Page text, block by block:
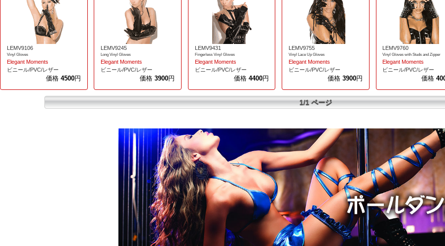
LEMV9106
Vinyl Gloves
Elegant Moments
ビニール/PVC/レザー
価格 4500円
LEMV9245
Long Vinyl Gloves
Elegant Moments
ビニール/PVC/レザー
価格3900円
LEMV9431
Fingerless Vinyl Gloves
Elegant Moments
ビニール/PVC/レザー
価格 4400円
LEMV9755
Vinyl Lace Up Gloves
Elegant Moments
ビニール/PVC/レザー
価格 3900円
LEMV9760
Vinyl Gloves with Studs and Zipper
Elegant Moments
ビニール/PVC/レザー
価格
1/1 ページ